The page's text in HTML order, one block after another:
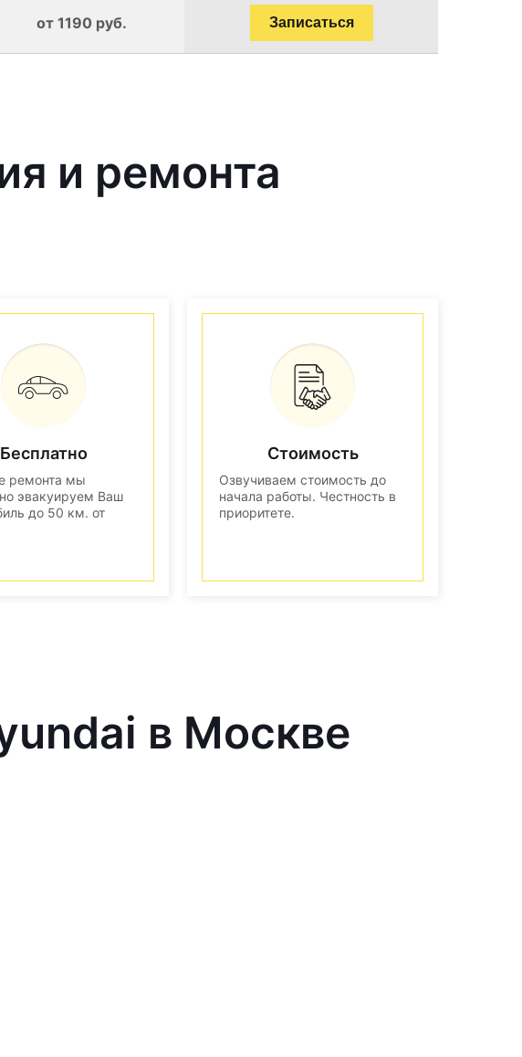
от 1190 руб. Записаться
и ремонта
Бесплатно
ремонта мы
эвакуируем Ваш
до 50 км. от
Стоимость
Озвучиваем стоимость до
начала работы. Честность в
приоритете.
в Москве